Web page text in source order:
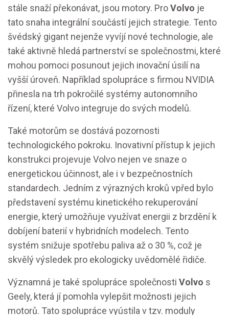
stále snaží překonávat, jsou motory. ProVolvo je
tato snaha integrální součástí jejich strategie. Tento
švédský gigant nejenže vyvíjí nové technologie, ale
také aktivně hledá partnerství se společnostmi, které
mohou pomoci posunout jejich inovační úsilí na
vyšší úroveň. Například spolupráce s firmou NVIDIA
přinesla na trh pokročilé systémy autonomního
řízení, které Volvo integruje do svých modelů.
Také motorům se dostává pozornosti
technologického pokroku. Inovativní přístup k jejich
konstrukci projevuje Volvo nejen ve snaze o
energetickou účinnost, ale i v bezpečnostních
standardech. Jedním z výrazných kroků vpřed bylo
představení systému kinetického rekuperování
energie, který umožňuje využívat energii z brzdění k
dobíjení baterií v hybridních modelech. Tento
systém snižuje spotřebu paliva až o 30 %, což je
skvělý výsledek pro ekologicky uvědomělé řidiče.
Významná je také spolupráce společnosti Volvo s
Geely, která jí pomohla vylepšit možnosti jejich
motorů. Tato spolupráce vyústila v tzv. moduly